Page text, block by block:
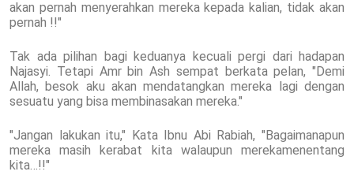
akan pernah menyerahkan mereka kepada kalian, tidak akan
pernah !!"
Tak ada pilihan bagi keduanya kecuali pergi dari hadapan
Najasyi. Tetapi Amr bin Ash sempat berkata pelan, "Demi
Allah, besok aku akan mendatangkan mereka lagi dengan
sesuatu yang bisa membinasakan mereka."
"Jangan lakukan itu," Kata Ibnu Abi Rabiah, "Bagaimanapun
mereka masih kerabat kita walaupun merekamenentang
kita…!!"